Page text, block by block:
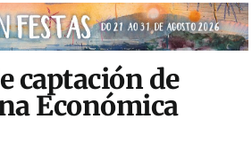
captación de
Económica